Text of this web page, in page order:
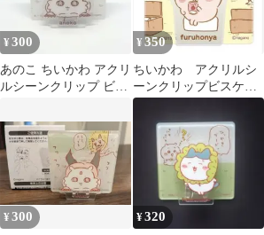
¥300
あのこ ちいかわ アクリ
ルシーンクリップ ビス
¥350
ちいかわ アクリルシ
ーンクリップビスケッ
ト 古本屋
¥300 ¥320